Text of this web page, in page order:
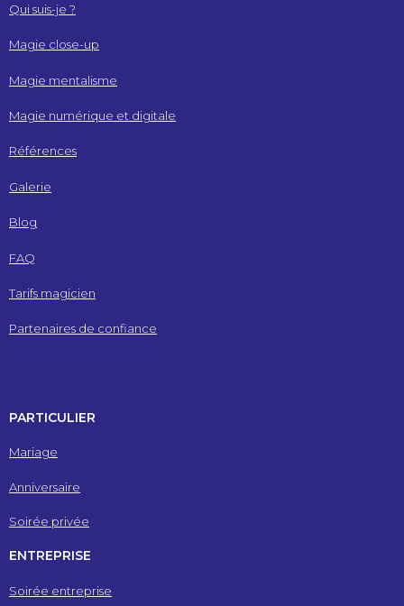
Qui suis-je ?
Magie close-up
Magie mentalisme
Magie numérique et digitale
Références
Galerie
Blog
FAQ
Tarifs magicien
Partenaires de confiance
PARTICULIER
Mariage
Anniversaire
Soirée privée
ENTREPRISE
Soirée entreprise